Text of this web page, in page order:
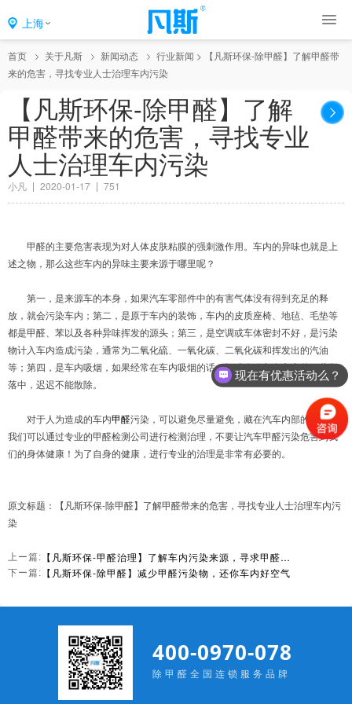
上海
首页 关于凡斯 新闻动态 行业新闻 >
【凡斯环保-除甲醛】了解甲醛带
来的危害，寻找专业人士治理车内污染
【凡斯环保-除甲醛】了解
甲醛带来的危害，寻找专业
人士治理车内污染
小凡 2020-01-17 751
甲醛的主要危害表现为对人体皮肤粘膜的强刺激作用。车内的异味也就是上
述之物，那么这些车内的异味主要来源于哪里呢？
第一，是来源车的本身，如果汽车零部件中的有害气体没有得到充足的释
放，就会污染车内；第二，是原于车内的装饰，车内的皮质座椅、地毡、毛垫等
都是甲醛、苯以及各种异味挥发的源头；第三，是空调或车体密封不好，是污染
物计入车内造成污染，通常为二氧化硫、一氧化碳、二氧化碳和挥发出的汽油
等；第四，是车内吸烟，如果经常在车内吸烟的话，烟味会弥留在车内的一些角
落中，迟迟不能散除。
对于人为造成的车内甲醛污染，可以避免尽量避免，藏在汽车内部的甲醛，
我们可以通过专业的甲醛检测公司进行检测治理，不要让汽车甲醛污染危害到我
们的身体健康！为了自身的健康，进行专业的治理是非常有必要的。
原文标题：【凡斯环保-除甲醛】了解甲醛带来的危害，寻找专业人士治理车内污
染
上ー篇: 【凡斯环保-甲醛治理】了解车内污染来源，寻求甲醛治理小招
下ー篇: 【凡斯环保-除甲醛】减少甲醛污染物，还你车内好空气
400-0970-078
除甲醛全国连锁服务品牌
现在有优惠活动么？